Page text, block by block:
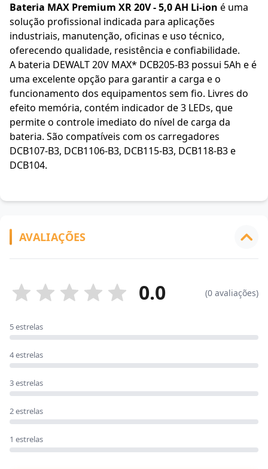
Bateria MAX Premium XR 20V - 5,0 AH Li-ion é uma
solução profissional indicada para aplicações
industriais, manutenção, oficinas e uso técnico,
oferecendo qualidade, resistência e confiabilidade.
A bateria DEWALT 20V MAX* DCB205-B3 possui 5Ah e é
uma excelente opção para garantir a carga e o
funcionamento dos equipamentos sem fio. Livres do
efeito memória, contém indicador de 3 LEDs, que
permite o controle imediato do nível de carga da
bateria. São compatíveis com os carregadores
DCB107-B3, DCB1106-B3, DCB115-B3, DCB118-B3 e
DCB104.
AVALIAÇÕES
0.0 (0 avaliações)
5 estrelas
4 estrelas
3 estrelas
2 estrelas
1 estrelas